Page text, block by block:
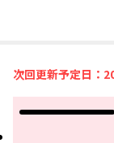
「正直めっちゃ困
か！ だからさ……
そんな打診から、
「んんんん～～～
次回更新予定日：